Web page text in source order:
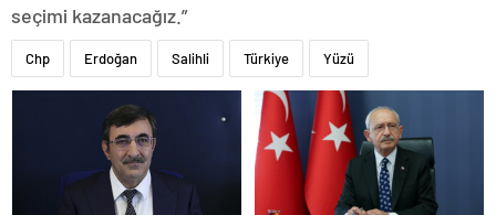
seçimi kazanacağız.”
Chp Erdoğan Salihli Türkiye Yüzü